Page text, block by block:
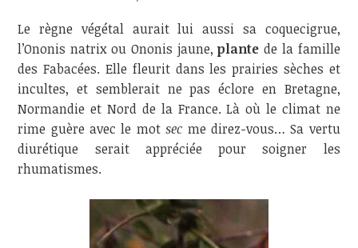
Le règne végétal aurait lui aussi sa coquecigrue,
l’Ononis natrix ou Ononis jaune,plante de la famille
des Fabacées. Elle fleurit dans les prairies sèches et
incultes, et semblerait ne pas éclore en Bretagne,
Normandie et Nord de la France. Là où le climat ne
rime guère avec le motsec me direz-vous… Sa vertu
diurétique serait appréciée pour soigner les
rhumatismes.